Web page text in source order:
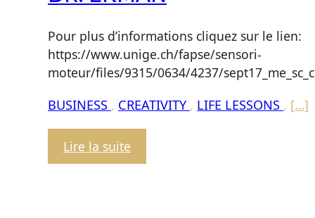
Réconciliation
avec
Soi-
même
Pour plus d’informations cliquez sur le lien:
https://www.unige.ch/fapse/sensori-
moteur/files/9315/0634/4237/
BUSINESS , CREATIVITY , LIFE LESSONS , […]
Lire la suite
A